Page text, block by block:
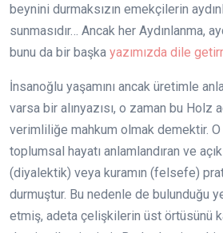
beynini durmaksızın emekçilerin
sunmasıdır… Ancak her Aydınlanma,
bunu da bir başka yazımızda dile
İnsanoğlu yaşamını ancak üretimle
varsa bir alınyazısı, o zaman bu Holz
verimliliğe mahkum olmak demektir. O
toplumsal hayatı anlamlandıran ve
(diyalektik) veya kuramın (felsefe)
durmuştur. Bu nedenle de bulunduğu
etmiş, adeta çelişkilerin üst örtüsünü